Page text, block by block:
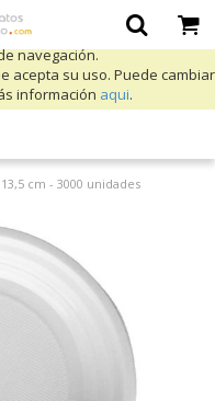
mejorar nuestros servicios
preferencias mediante el
navegación.
acepta su uso. Puede cambiar
información aqui.
cm - 3000 unidades